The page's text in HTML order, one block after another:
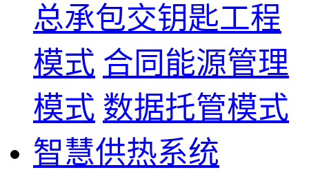
总承包交钥匙工程
模式 合同能源管理
模式 数据托管模式
智慧供热系统